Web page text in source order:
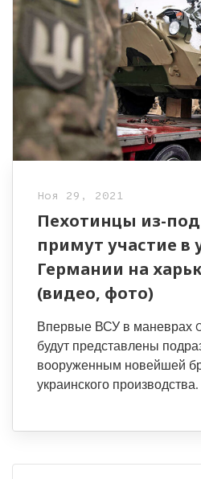
Ноя 29, 2021
Пехотинцы из-
примут участие в
Германии на
(видео, фото)
Впервые ВСУ в маневрах
будут представлены
вооруженным новейшей
украинского производства.